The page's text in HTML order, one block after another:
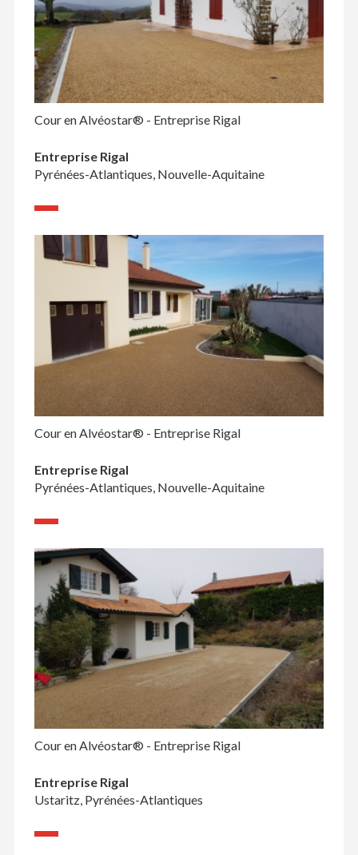
Cour en Alvéostar® - Entreprise Rigal
Entreprise Rigal
Pyrénées-Atlantiques, Nouvelle-Aquitaine
Cour en Alvéostar® - Entreprise Rigal
Entreprise Rigal
Pyrénées-Atlantiques, Nouvelle-Aquitaine
Cour en Alvéostar® - Entreprise Rigal
Entreprise Rigal
Ustaritz, Pyrénées-Atlantiques